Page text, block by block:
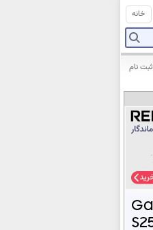
خانه
ثبت نام